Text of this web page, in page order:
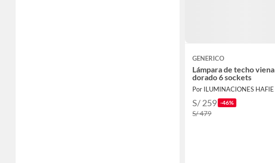
GENERICO
Lámpara de techo viena
dorado 6 sockets
Por ILUMINACIONES HAFIE
S/ 259 -46%
S/ 479